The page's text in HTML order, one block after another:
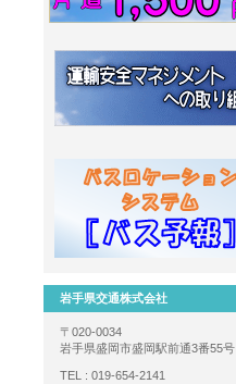
岩手県交通株式会社
〒020-0034
岩手県盛岡市盛岡駅前通3番55号
TEL : 019-654-2141